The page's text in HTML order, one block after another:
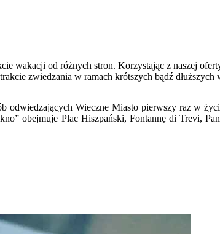
wakacji od różnych stron. Korzystając z naszej
zwiedzania w ramach krótszych bądź dłuższych
Wieczne Miasto pierwszy raz w
obejmuje Plac Hiszpański, Fontannę di Trevi,